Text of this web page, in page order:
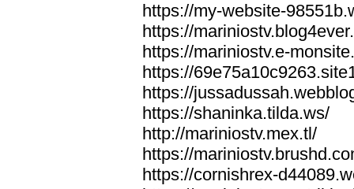
https://my-website-
https://
https://mariniostv.e-
https://
https://
https://shaninka.tilda.ws/
http://mariniostv.mex.tl/
https://
https://cornishrex-